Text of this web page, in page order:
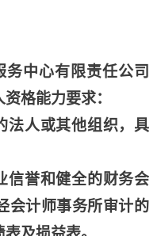
中心有限责任公司
格能力要求：
法人或其他组织，具
信誉和健全的财务会
会计师事务所审计的